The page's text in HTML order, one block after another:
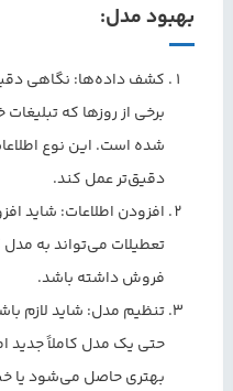
بهبود مدل:
کشف داده‌ها: نگاهی
برخی از روزها که
شده است. این نوع
دقیق‌تر عمل کند.
افزودن اطلاعات: شاید
تعطیلات می‌تواند به
فروش داشته باشد.
تنظیم مدل: شاید لازم
حتی یک مدل کاملاً جدید
بهتری حاصل می‌شود یا